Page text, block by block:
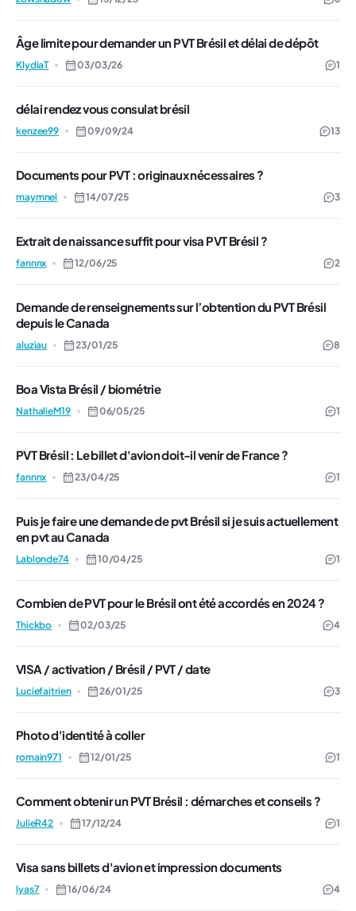
Âge limite pour demander un PVT Brésil et délai de dépôt
KlydiaT 03/03/26 1
délai rendez vous consulat brésil
kenzee99 09/09/24 13
Documents pour PVT : originaux nécessaires ?
maymnel 14/07/25 3
Extrait de naissance suffit pour visa PVT Brésil ?
fannnx 12/06/25 2
Demande de renseignements sur l’obtention du PVT Brésil
depuis le Canada
aluziau 23/01/25 8
Boa Vista Brésil / biométrie
NathalieM19 06/05/25 1
PVT Brésil : Le billet d'avion doit-il venir de France ?
fannnx 23/04/25 1
Puis je faire une demande de pvt Brésil si je suis actuellement
en pvt au Canada
Lablonde74 10/04/25 1
Combien de PVT pour le Brésil ont été accordés en 2024 ?
Thickbo 02/03/25 4
VISA / activation / Brésil / PVT / date
Luciefaitrien 26/01/25 3
Photo d'identité à coller
romain971 12/01/25 1
Comment obtenir un PVT Brésil : démarches et conseils ?
JulieR42 17/12/24 1
Visa sans billets d'avion et impression documents
lyas7 16/06/24 4